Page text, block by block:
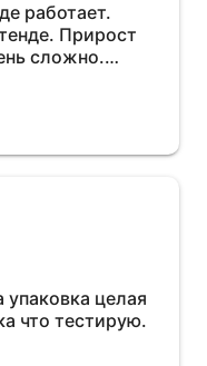
работает.
Прирост
сложно.
посмотрю, что
целая
что тестирую.